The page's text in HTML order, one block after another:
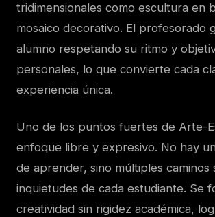
tridimensionales como escultura en
mosaico decorativo. El profesorado
alumno respetando su ritmo y
personales, lo que convierte cada
experiencia única.
Uno de los puntos fuertes de Arte-
enfoque libre y expresivo. No hay
de aprender, sino múltiples caminos
inquietudes de cada estudiante. Se
creatividad sin rigidez académica,